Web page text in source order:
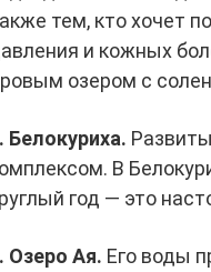
тем, кто хочет
и кожных
озером с
Белокуриха.
В
год — это
Озеро Ая. Его воды